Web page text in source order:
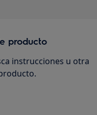
producto
instrucciones u otra